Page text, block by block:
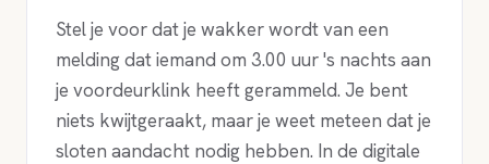
Stel je voor dat je wakker wordt van een
melding dat iemand om 3.00 uur 's nachts aan
je voordeurklink heeft gerammeld. Je bent
niets kwijtgeraakt, maar je weet meteen dat je
sloten aandacht nodig hebben. In de digitale